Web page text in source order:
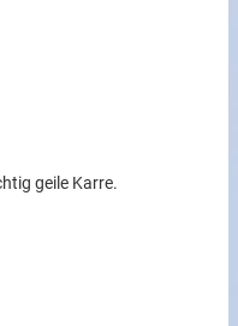
geile Karre.